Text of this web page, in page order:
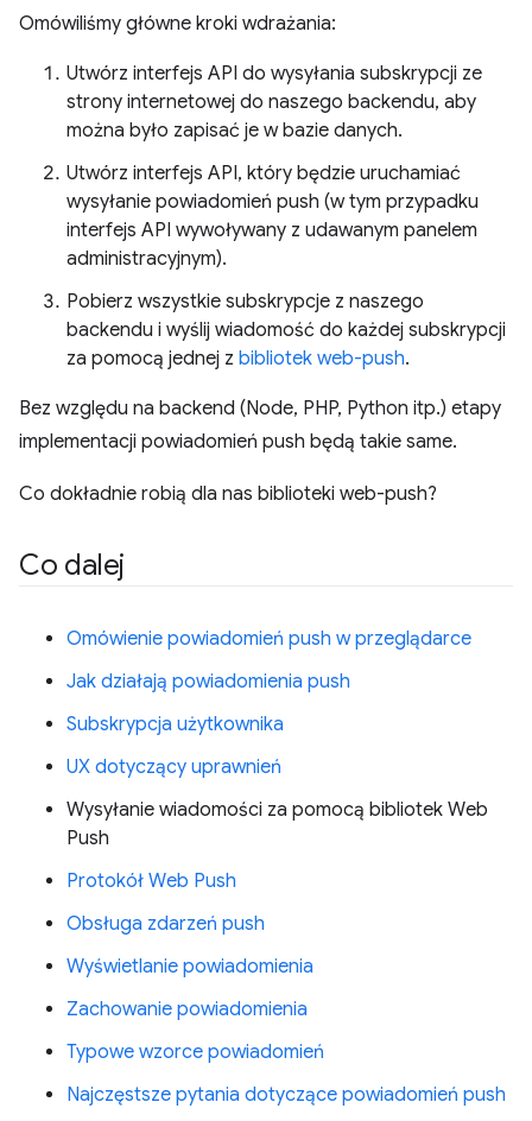
Omówiliśmy główne kroki wdrażania:
Utwórz interfejs API do wysyłania subskrypcji ze
strony internetowej do naszego backendu, aby
można było zapisać je w bazie danych.
Utwórz interfejs API, który będzie uruchamiać
wysyłanie powiadomień push (w tym przypadku
interfejs API wywoływany z udawanym panelem
administracyjnym).
Pobierz wszystkie subskrypcje z naszego
backendu i wyślij wiadomość do każdej subskrypcji
za pomocą jednej z bibliotek web-push.
Bez względu na backend (Node, PHP, Python itp.) etapy
implementacji powiadomień push będą takie same.
Co dokładnie robią dla nas biblioteki web-push?
Co dalej
Omówienie powiadomień push w przeglądarce
Jak działają powiadomienia push
Subskrypcja użytkownika
UX dotyczący uprawnień
Wysyłanie wiadomości za pomocą bibliotek Web
Push
Protokół Web Push
Obsługa zdarzeń push
Wyświetlanie powiadomienia
Zachowanie powiadomienia
Typowe wzorce powiadomień
Najczęstsze pytania dotyczące powiadomień push